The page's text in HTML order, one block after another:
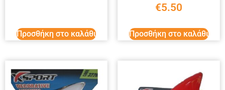
Προσθήκη στο καλάθι
€5.50
Προσθήκη στο καλάθι